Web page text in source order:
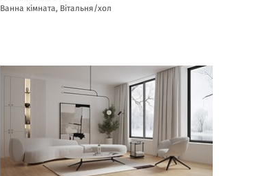
Ванна кімната, Вітальня/хол